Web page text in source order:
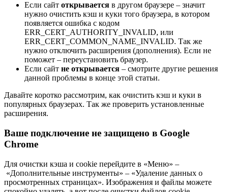
Если сайт открывается в другом браузере – значит
нужно очистить кэш и куки того браузера, в котором
появляется ошибка с кодом
ERR_CERT_AUTHORITY_INVALID, или
ERR_CERT_COMMON_NAME_INVALID. Так же
нужно отключить расширения (дополнения). Если не
поможет – переустановить браузер.
Если сайт не открывается – смотрите другие решения
данной проблемы в конце этой статьи.
Давайте коротко рассмотрим, как очистить кэш и куки в
популярных браузерах. Так же проверить установленные
расширения.
Ваше подключение не защищено в Google
Chrome
Для очистки кэша и cookie перейдите в «Меню» –
«Дополнительные инструменты» – «Удаление данных о
просмотренных страницах». Изображения и файлы можете